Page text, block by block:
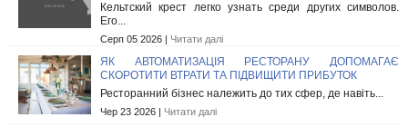
Кельтский крест легко узнать среди других символов.
Его...
Серп 05 2026 | Читати далі
ЯК АВТОМАТИЗАЦІЯ РЕСТОРАНУ ДОПОМАГАЄ
СКОРОТИТИ ВТРАТИ ТА ПІДВИЩИТИ ПРИБУТОК
Ресторанний бізнес належить до тих сфер, де навіть...
Чер 23 2026 | Читати далі